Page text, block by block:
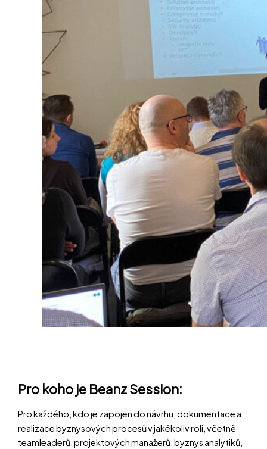
Pro koho je Beanz Session:
Pro každého, kdo je zapojen do návrhu, dokumentace a
realizace byznysových procesů v jakékoliv roli, včetně
teamleaderů, projektových manažerů, byznys analytiků,